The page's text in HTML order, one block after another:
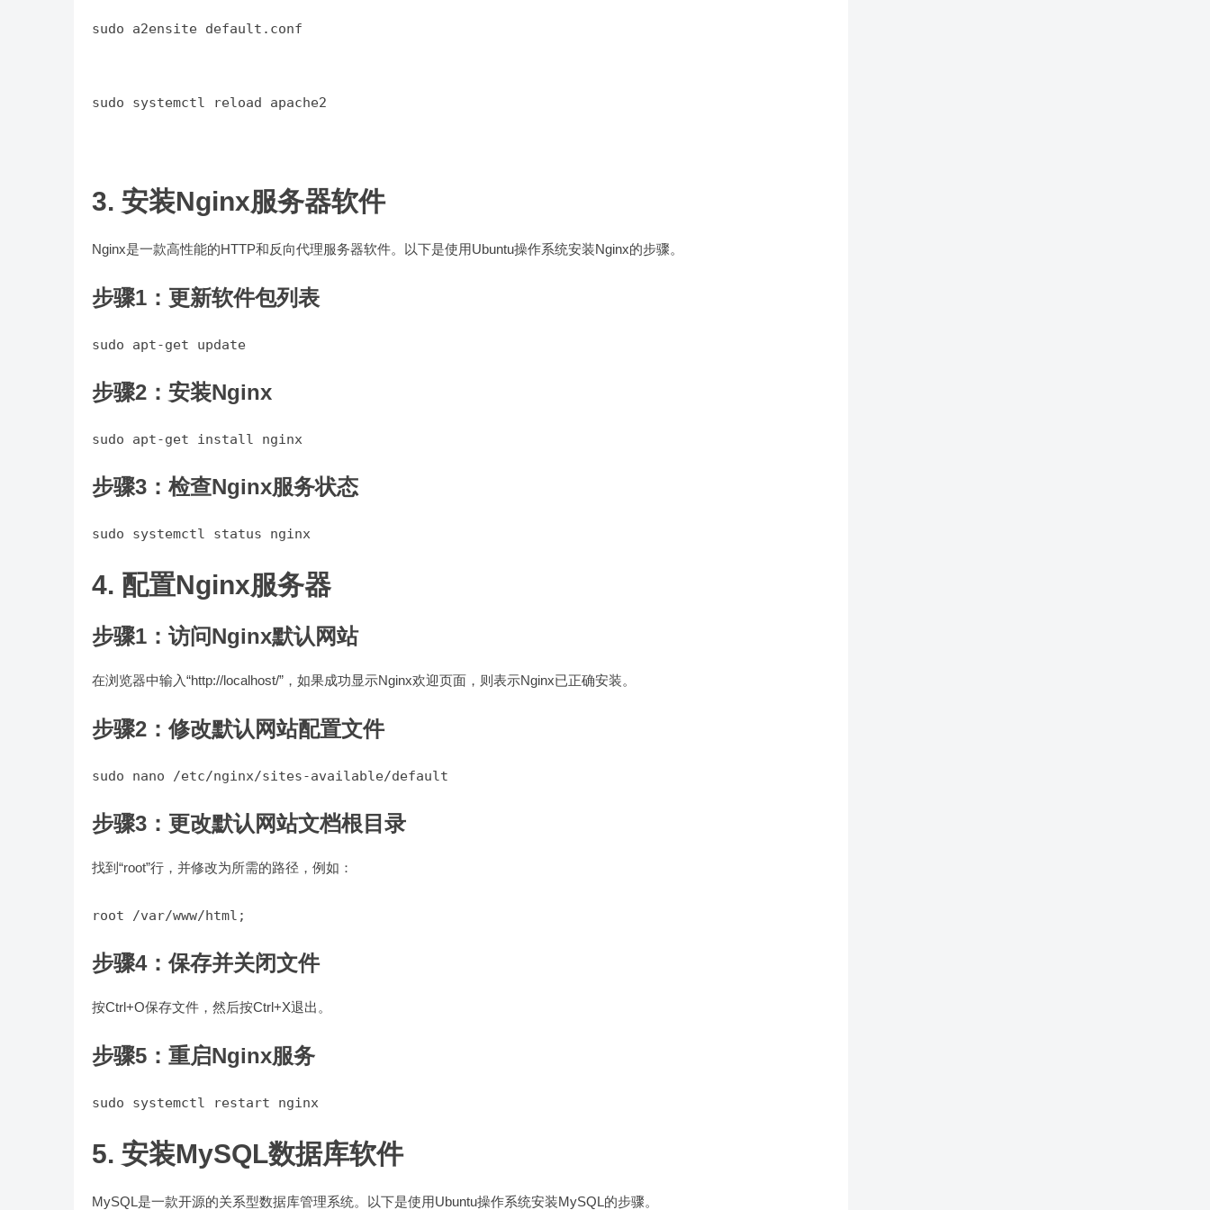
sudo a2ensite default.conf
sudo systemctl reload apache2
3. 安装Nginx服务器软件
Nginx是一款高性能的HTTP和反向代理服务器软件。以下是使用Ubuntu操作系统安装Nginx的步骤。
步骤1：更新软件包列表
步骤2：安装Nginx
步骤3：检查Nginx服务状态
4. 配置Nginx服务器
步骤1：访问Nginx默认网站
在浏览器中输入“http://localhost/”，如果成功显示Nginx欢迎页面，则表示Nginx已正确安装。
步骤2：修改默认网站配置文件
步骤3：更改默认网站文档根目录
找到“root”行，并修改为所需的路径，例如：
步骤4：保存并关闭文件
按Ctrl+O保存文件，然后按Ctrl+X退出。
步骤5：重启Nginx服务
5. 安装MySQL数据库软件
MySQL是一款开源的关系型数据库管理系统。以下是使用Ubuntu操作系统安装MySQL的步骤。